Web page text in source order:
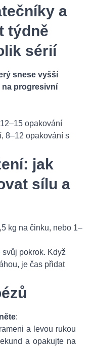
a
týdně
sérií
snese vyšší
na progresivní
opakování
8–12 opakování s
jak
sílu a
kg na činku, nebo 1–
pokrok. Když
je čas přidat
:
a levou rukou
a opakujte na